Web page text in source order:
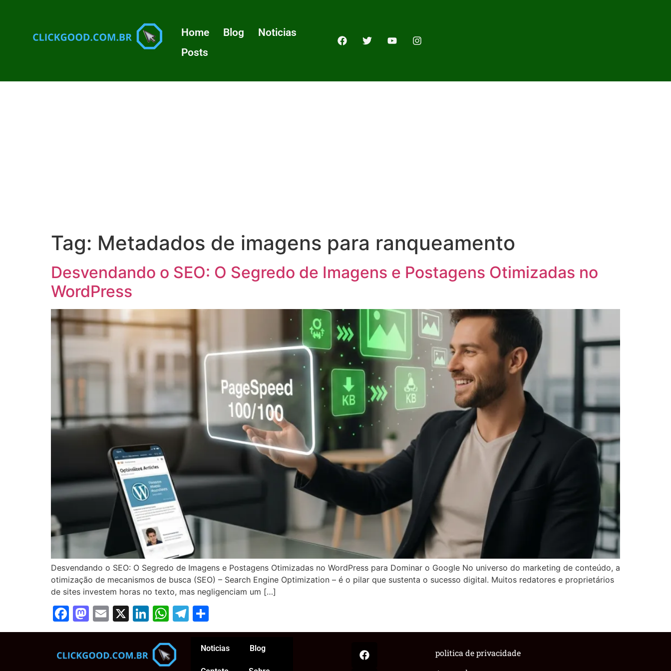
Home Blog
Noticias
Posts
Tag: Metadados de imagens para ranqueamento
Desvendando o SEO: O Segredo de Imagens e Postagens Otimizadas no
WordPress
Desvendando o SEO: O Segredo de Imagens e Postagens Otimizadas no WordPress para Dominar o Google No universo do marketing de conteúdo, a
otimização de mecanismos de busca (SEO) – Search Engine Optimization – é o pilar que sustenta o sucesso digital. Muitos redatores e proprietários
de sites investem horas no texto, mas negligenciam um […]
Facebook
Mastodon
Email
X LinkedIn
WhatsApp
Telegram
Noticias Blog politica de privacidade